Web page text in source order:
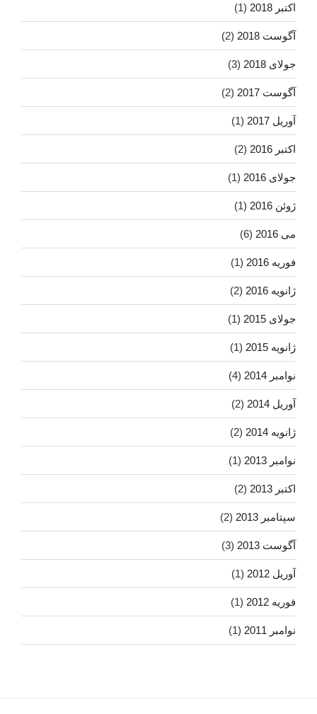
اکتبر 2018 (1)
آگوست 2018 (2)
جولای 2018 (3)
آگوست 2017 (2)
آوریل 2017 (1)
اکتبر 2016 (2)
جولای 2016 (1)
ژوئن 2016 (1)
می 2016 (6)
فوریه 2016 (1)
ژانویه 2016 (2)
جولای 2015 (1)
ژانویه 2015 (1)
نوامبر 2014 (4)
آوریل 2014 (2)
ژانویه 2014 (2)
نوامبر 2013 (1)
اکتبر 2013 (2)
سپتامبر 2013 (2)
آگوست 2013 (3)
آوریل 2012 (1)
فوریه 2012 (1)
نوامبر 2011 (1)